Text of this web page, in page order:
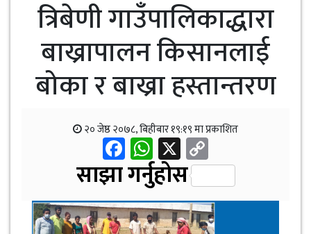
त्रिबेणी गाउँपालिकाद्धारा
बाख्रापालन किसानलाई
बोका र बाख्रा हस्तान्तरण
२० जेष्ठ २०७८, बिहीबार १९:१९ मा प्रकाशित
Facebook
WhatsApp
X
Link
साझा गर्नुहोस